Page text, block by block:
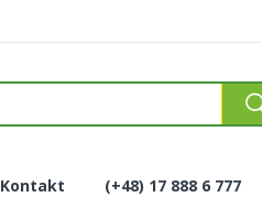
Kontakt (+48) 17 888 6 777